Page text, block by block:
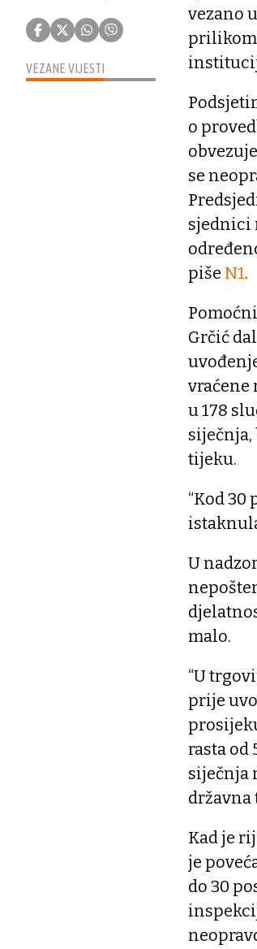
VEZANE VIJESTI
vezano
prilikom
o
se
sjednici
piše N1.
Grčić
vraćene
u 178
siječnja,
tijeku.
“Kod 30
U
malo.
“U
prije
rasta od
siječnja
državna
Kad je
je
do 30